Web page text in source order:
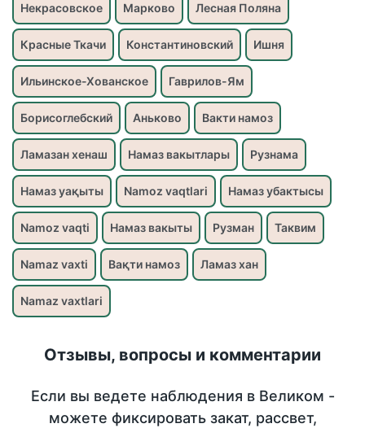
Некрасовское Марково Лесная Поляна
Красные Ткачи Константиновский Ишня
Ильинское-Хованское Гаврилов-Ям
Борисоглебский Аньково Вакти намоз
Ламазан хенаш Намаз вакытлары Рузнама
Намаз уақыты Namoz vaqtlari Намаз убактысы
Namoz vaqti Намаз вакыты Рузман Таквим
Namaz vaxti Вақти намоз Ламаз хан
Namaz vaxtlari
Отзывы, вопросы и комментарии
Если вы ведете наблюдения в Великом -
можете фиксировать закат, рассвет,